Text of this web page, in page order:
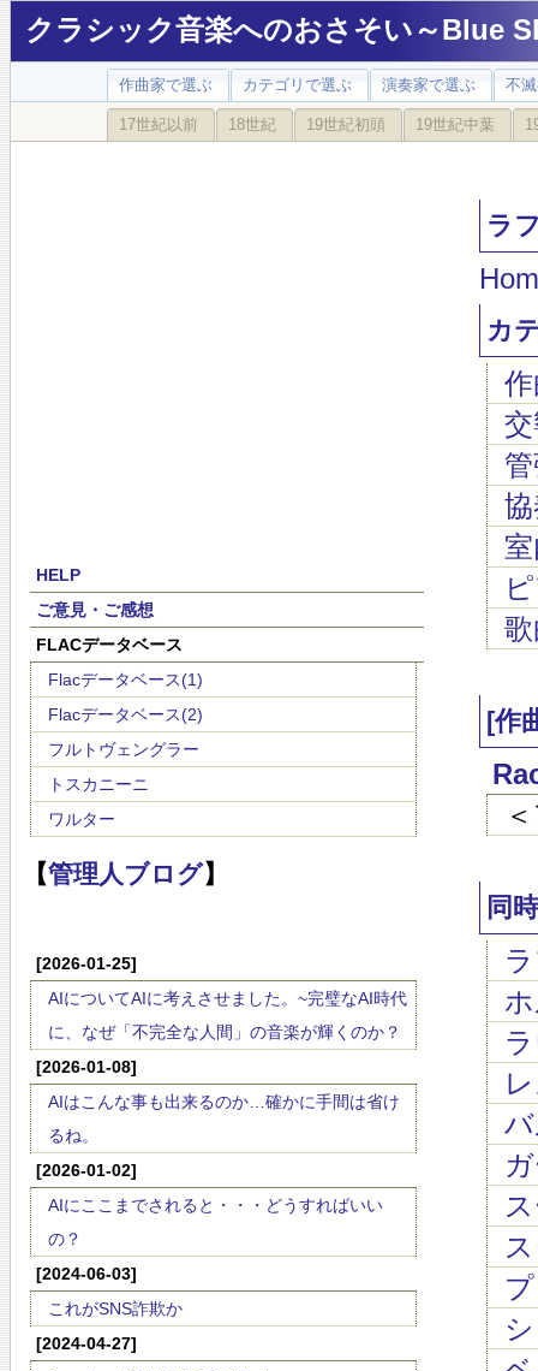
クラシック音楽へのおさそい～Blue
作曲家で選ぶ カテゴリで選ぶ 演奏家で選ぶ 不
17世紀以前 18世紀 19世紀初頭 19世紀中葉
HELP
ご意見・ご感想
FLACデータベース
Flacデータベース(1)
Flacデータベース(2)
フルトヴェングラー
トスカニーニ
ワルター
【管理人ブログ】
[2026-01-25]
AIについてAIに考えさせました。~完璧なAI時代
に、なぜ「不完全な人間」の音楽が輝くのか？
[2026-01-08]
AIはこんな事も出来るのか…確かに手間は省け
るね。
[2026-01-02]
AIにここまでされると・・・どうすればいい
の？
[2024-06-03]
これがSNS詐欺か
[2024-04-27]
ラ
カ
[作
同